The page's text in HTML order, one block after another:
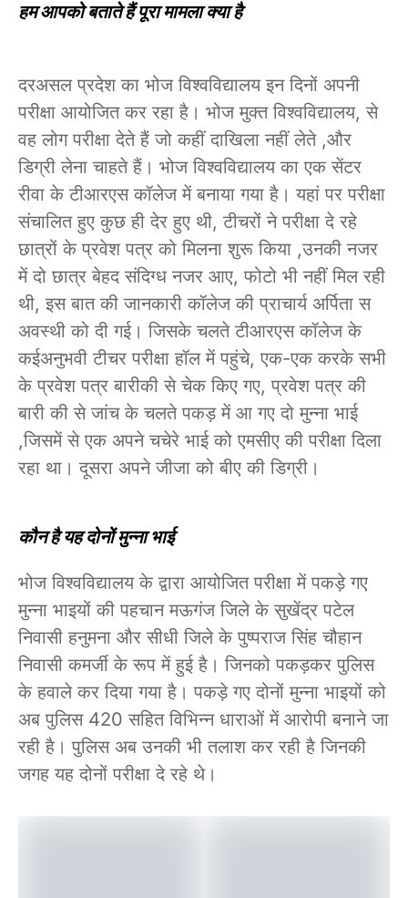
हम आपको बताते हैं पूरा मामला क्या है
दरअसल प्रदेश का भोज विश्वविद्यालय इन दिनों अपनी
परीक्षा आयोजित कर रहा है। भोज मुक्त विश्वविद्यालय, से
वह लोग परीक्षा देते हैं जो कहीं दाखिला नहीं लेते ,और
डिग्री लेना चाहते हैं। भोज विश्वविद्यालय का एक सेंटर
रीवा के टीआरएस कॉलेज में बनाया गया है। यहां पर परीक्षा
संचालित हुए कुछ ही देर हुए थी, टीचरों ने परीक्षा दे रहे
छात्रों के प्रवेश पत्र को मिलना शुरू किया ,उनकी नजर
में दो छात्र बेहद संदिग्ध नजर आए, फोटो भी नहीं मिल रही
थी, इस बात की जानकारी कॉलेज की प्राचार्य अर्पिता स
अवस्थी को दी गई। जिसके चलते टीआरएस कॉलेज के
कईअनुभवी टीचर परीक्षा हॉल में पहुंचे, एक-एक करके सभी
के प्रवेश पत्र बारीकी से चेक किए गए, प्रवेश पत्र की
बारी की से जांच के चलते पकड़ में आ गए दो मुन्ना भाई
,जिसमें से एक अपने चचेरे भाई को एमसीए की परीक्षा दिला
रहा था। दूसरा अपने जीजा को बीए की डिग्री।
कौन है यह दोनों मुन्ना भाई
भोज विश्वविद्यालय के द्वारा आयोजित परीक्षा में पकड़े गए
मुन्ना भाइयों की पहचान मऊगंज जिले के सुखेंद्र पटेल
निवासी हनुमना और सीधी जिले के पुष्पराज सिंह चौहान
निवासी कमर्जी के रूप में हुई है। जिनको पकड़कर पुलिस
के हवाले कर दिया गया है। पकड़े गए दोनों मुन्ना भाइयों को
अब पुलिस 420 सहित विभिन्न धाराओं में आरोपी बनाने जा
रही है। पुलिस अब उनकी भी तलाश कर रही है जिनकी
जगह यह दोनों परीक्षा दे रहे थे।